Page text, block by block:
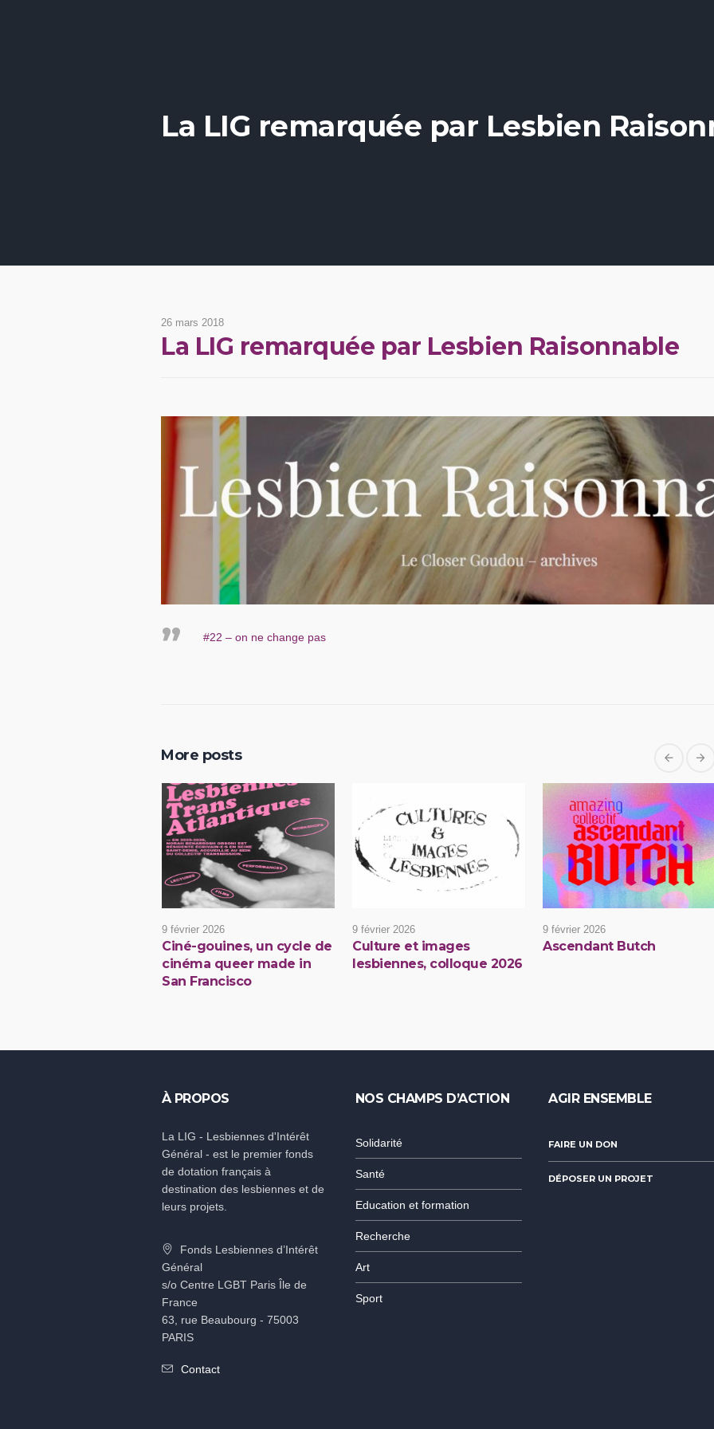
La LIG remarquée par Lesbien
26 mars 2018
La LIG remarquée par Lesbien Raisonnable
#22 – on ne change pas
More posts
9 février 2026
Ciné-gouines, un cycle de
cinéma queer made in
San Francisco
9 février 2026
Culture et images
lesbiennes, colloque 2026
9 février 2026
Ascendant Butch
À PROPOS
La LIG - Lesbiennes d'Intérêt
Général - est le premier fonds
de dotation français à
destination des lesbiennes et de
leurs projets.
Fonds Lesbiennes d’Intérêt
Général
s/o Centre LGBT Paris Île de
France
63, rue Beaubourg - 75003
PARIS
Contact
NOS CHAMPS D’ACTION
Solidarité
Santé
Education et formation
Recherche
Art
Sport
AGIR ENSEMBLE
FAIRE UN DON
DÉPOSER UN PROJET